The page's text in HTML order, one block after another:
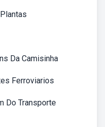
Da Camisinha
Ferroviarios
Do Transporte